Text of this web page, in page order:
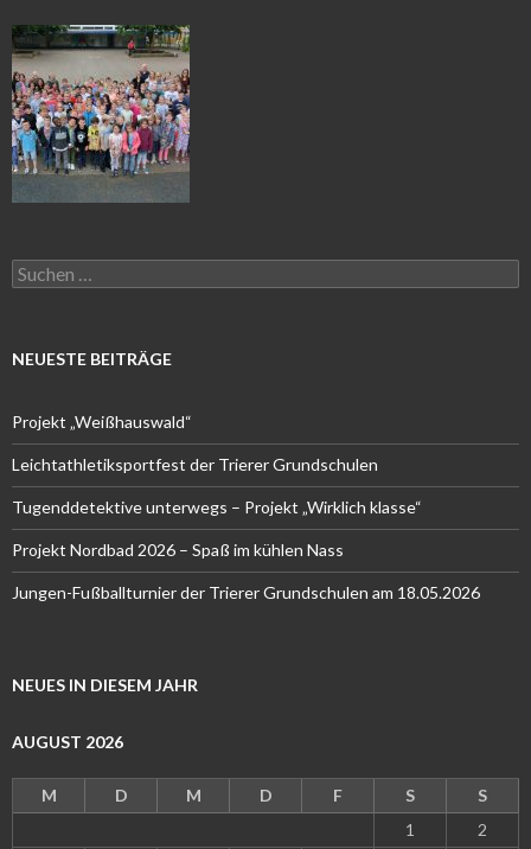
Suchen
nach:
NEUESTE BEITRÄGE
Projekt „Weißhauswald“
Leichtathletiksportfest der Trierer Grundschulen
Tugenddetektive unterwegs – Projekt „Wirklich klasse“
Projekt Nordbad 2026 – Spaß im kühlen Nass
Jungen-Fußballturnier der Trierer Grundschulen am 18.05.2026
NEUES IN DIESEM JAHR
AUGUST 2026
M D M D F S
S
1
2